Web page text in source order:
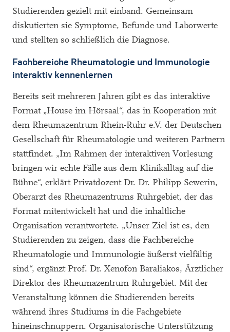
Studierenden gezielt mit einband: Gemeinsam
diskutierten sie Symptome, Befunde und Laborwerte
und stellten so schließlich die Diagnose.
Fachbereiche Rheumatologie und Immunologie
interaktiv kennenlernen
Bereits seit mehreren Jahren gibt es das interaktive
Format „House im Hörsaal“, das in Kooperation mit
dem Rheumazentrum Rhein-Ruhr e.V. der Deutschen
Gesellschaft für Rheumatologie und weiteren Partnern
stattfindet. „Im Rahmen der interaktiven Vorlesung
bringen wir echte Fälle aus dem Klinikalltag auf die
Bühne“, erklärt Privatdozent Dr. Dr. Philipp Sewerin,
Oberarzt des Rheumazentrums Ruhrgebiet, der das
Format mitentwickelt hat und die inhaltliche
Organisation verantwortete. „Unser Ziel ist es, den
Studierenden zu zeigen, dass die Fachbereiche
Rheumatologie und Immunologie äußerst vielfältig
sind“, ergänzt Prof. Dr. Xenofon Baraliakos, Ärztlicher
Direktor des Rheumazentrum Ruhrgebiet. Mit der
Veranstaltung können die Studierenden bereits
während ihres Studiums in die Fachgebiete
hineinschnuppern. Organisatorische Unterstützung